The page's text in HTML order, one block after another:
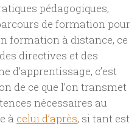
pédagogiques,
de formation pour
formation à distance, ce
directives et des
d’apprentissage, c’est
de ce que l’on transmet
nécessaires au
à celui d’après, si tant est